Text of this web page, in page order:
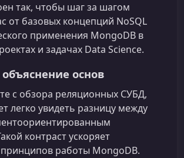
так, чтобы шаг за шагом
от базовых концепций NoSQL
применения MongoDB в
и задачах Data Science.
основ
с обзора реляционных СУБД,
легко увидеть разницу между
контраст ускоряет
работы MongoDB.